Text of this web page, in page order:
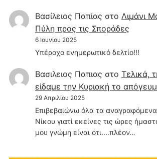
Βασίλειος Παπίας στο Λιμάνι
Πύλη προς τις Σποράδες
6 Ιουνίου 2025
Υπέροχο ενημερωτικό δελτίο!!!
Βασιλειος Παπιας στο Τελικά,
είδαμε την Κυριακή το
29 Απριλίου 2025
Επιβεβαιώνω όλα τα
Νίκου γιατί εκείνες τις ώρες
μου γνώμη είναι ότι....πλέον…